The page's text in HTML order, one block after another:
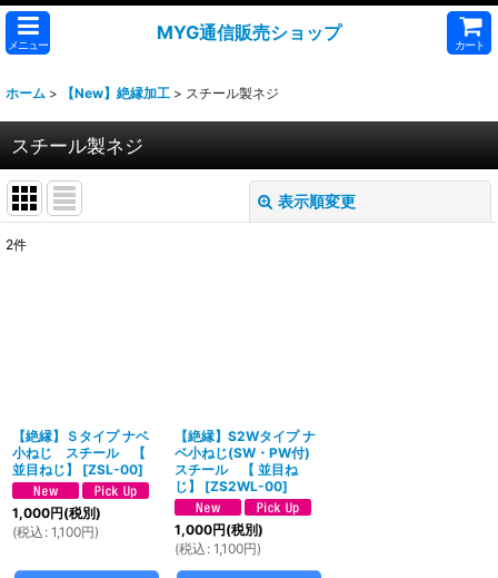
メニュー
MYG通信販売ショップ
カート
ホーム > 【New】絶縁加工 > スチール製ネジ
スチール製ネジ
表示順変更
2件
【絶縁】Ｓタイプ ナベ
小ねじ スチール 【
並目ねじ】
[ZSL-00]
1,000円(税別)
(税込 : 1,100円)
【絶縁】S2Wタイプ ナ
ベ小ねじ(SW・PW付)
スチール 【 並目ね
じ】
[ZS2WL-00]
1,000円(税別)
(税込 : 1,100円)